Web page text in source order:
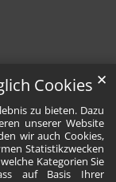
Cookies
zu bieten. Dazu
unserer Website
wir auch Cookies,
Statistikzwecken
Kategorien Sie
auf Basis Ihrer
✕